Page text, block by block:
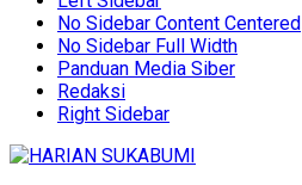
No Sidebar Content Centered
No Sidebar Full Width
Panduan Media Siber
Redaksi
Right Sidebar